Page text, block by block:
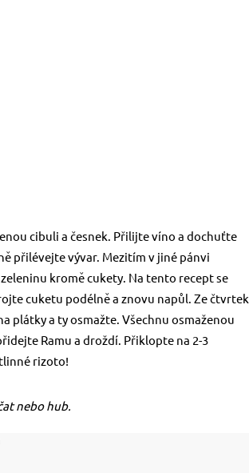
cibuli a česnek. Přilijte víno a dochuťte
přilévejte vývar. Mezitím v jiné pánvi
kromě cukety. Na tento recept se
cuketu podélně a znovu napůl. Ze čtvrtek
plátky a ty osmažte. Všechnu osmaženou
Ramu a droždí. Přiklopte na 2-3
rizoto!
nebo hub.